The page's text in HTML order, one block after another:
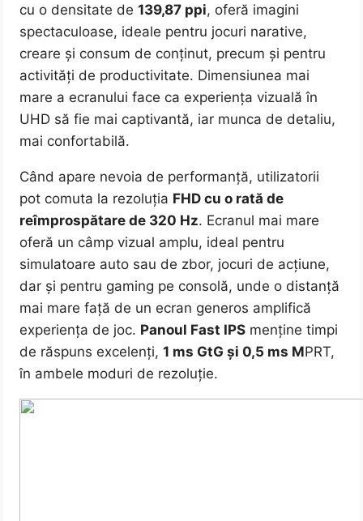
cu o densitate de139,87 ppi, oferă imagini
spectaculoase, ideale pentru jocuri narative,
creare și consum de conținut, precum și pentru
activități de productivitate. Dimensiunea mai
mare a ecranului face ca experiența vizuală în
UHD să fie mai captivantă, iar munca de detaliu,
mai confortabilă.
Când apare nevoia de performanță, utilizatorii
pot comuta la rezoluția FHD cu o rată de
reîmprospătare de 320 Hz. Ecranul mai mare
oferă un câmp vizual amplu, ideal pentru
simulatoare auto sau de zbor, jocuri de acțiune,
dar și pentru gaming pe consolă, unde o distanță
mai mare față de un ecran generos amplifică
experiența de joc. Panoul Fast IPS menține timpi
de răspuns excelenți,1 ms GtG și 0,5 ms MPRT,
în ambele moduri de rezoluție.